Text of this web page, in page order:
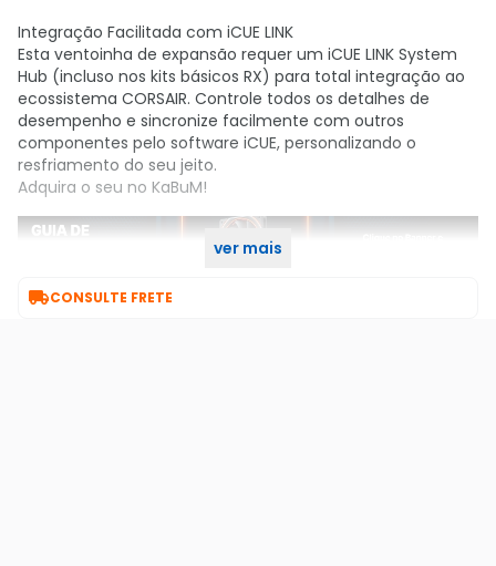
Integração Facilitada com iCUE LINK
Esta ventoinha de expansão requer um iCUE LINK System
Hub (incluso nos kits básicos RX) para total integração ao
ecossistema CORSAIR. Controle todos os detalhes de
desempenho e sincronize facilmente com outros
componentes pelo software iCUE, personalizando o
resfriamento do seu jeito.
Adquira o seu no KaBuM!
ver mais
CONSULTE FRETE